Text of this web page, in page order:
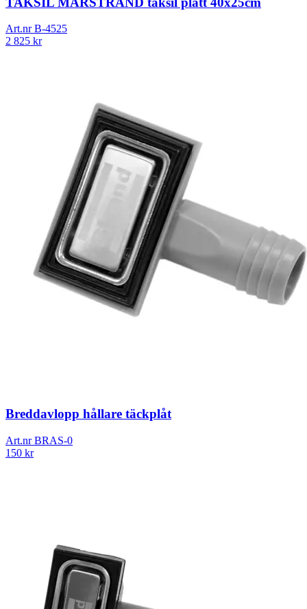
Art.nrB-4525
2 825 kr
Breddavlopp hållare täckplåt
Art.nrBRAS-0
150 kr